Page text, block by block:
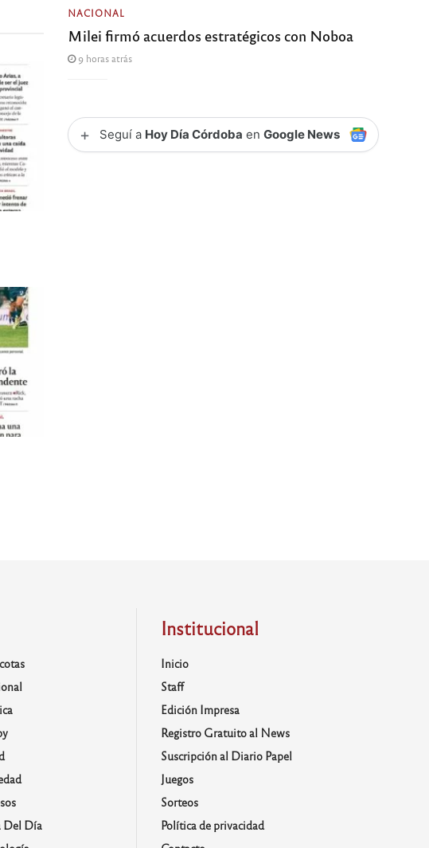
NACIONAL
Milei firmó acuerdos estratégicos con Noboa
9 horas atrás
+ Seguí a Hoy Día Córdoba enGoogle News
Del Día
Institucional
Inicio
Staff
Edición Impresa
Registro Gratuito al News
Suscripción al Diario Papel
Juegos
Sorteos
Política de privacidad